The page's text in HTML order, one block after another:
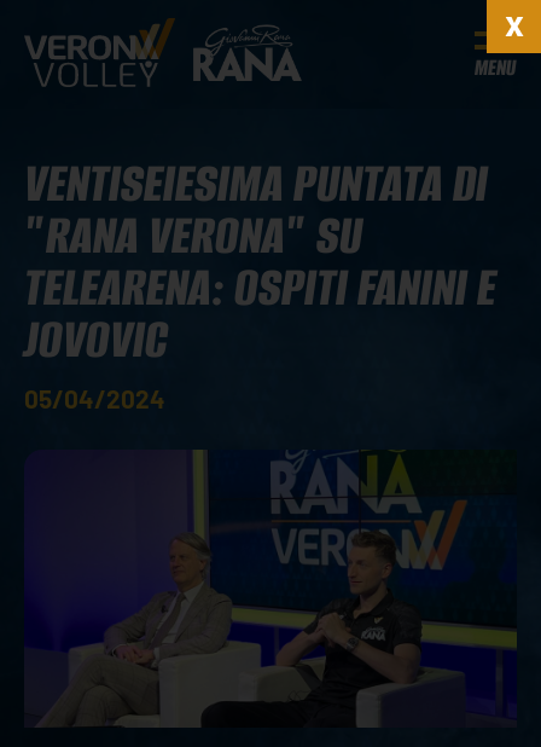
MENU
VENTISEIESIMA PUNTATA DI
"RANA VERONA" SU
TELEARENA: OSPITI FANINI E
JOVOVIC
05/04/2024